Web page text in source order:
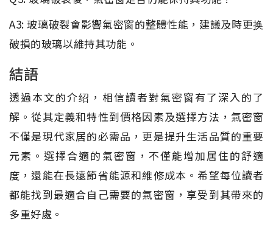
A3: 玻璃破裂會影響氣密窗的整體性能，建議及時更换
破損的玻璃以維持其功能。
結語
透過本文的介绍，相信讀者對氣密窗有了深入的了
解。從其定義和特性到價格因素及選擇方法，氣密窗
不僅是現代家居的必需品，更是提升生活品質的重要
元素。選擇合適的氣密窗，不僅能增加居住的舒適
度，還能在長遠節省能源和維修成本。希望每位讀者
都能找到最適合自己需要的氣密窗，享受到其帶來的
多重好處。